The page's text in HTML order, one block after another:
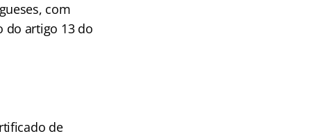
com
do artigo 13 do
de